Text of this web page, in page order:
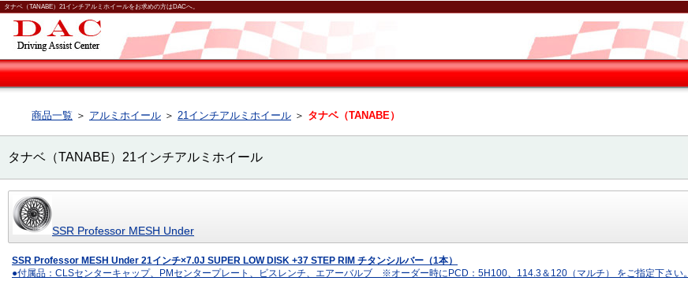
タナベ（TANABE）21インチアルミホイールをお求めの方はDACへ。
商品一覧 ＞ アルミホイール ＞ 21インチアルミホイール ＞ タナベ（TANABE）
タナベ（TANABE）21インチアルミホイール
SSR Professor MESH Under
SSR Professor MESH Under 21インチ×7.0J SUPER LOW DISK +37 STEP RIM チタンシルバー（1本）
●付属品：CLSセンターキャップ、PMセンタープレート、ビスレンチ、エアーバルブ ※オーダー時にPCD：5H100、114.3＆120（マルチ） をご指定下さい。